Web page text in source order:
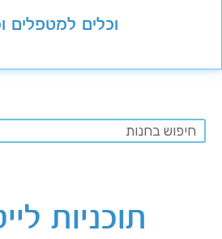
וכלים למטפלים
תוכניות